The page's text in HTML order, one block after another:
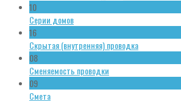
10
Серии домов
16
Скрытая (внутренняя) проводка
08
Сменяемость проводки
09
Смета